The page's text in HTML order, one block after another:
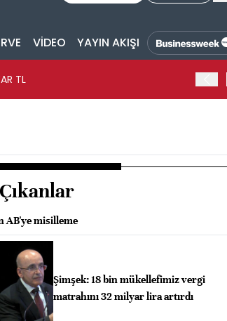
VİDEO YAYIN AKIŞI
TL
AB'ye misilleme
Şimşek: 18 bin mükellefimiz vergi
matrahını 32 milyar lira artırdı